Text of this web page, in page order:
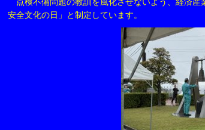
安全文化の日」と制定しています。